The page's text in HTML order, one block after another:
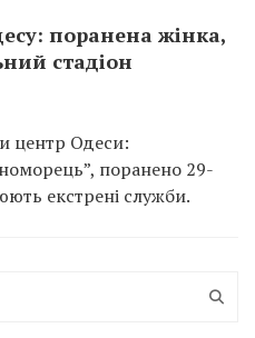
поранена жінка,
стадіон
центр Одеси:
поранено 29-
екстрені служби.